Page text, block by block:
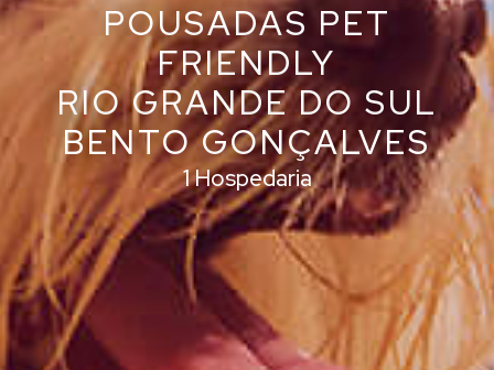
POUSADAS PET
FRIENDLY
RIO GRANDE DO SUL
BENTO GONÇALVES
1 Hospedaria